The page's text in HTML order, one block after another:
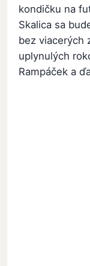
kondičku na
Skalica sa
bez viacerých
uplynulých
Rampáček a